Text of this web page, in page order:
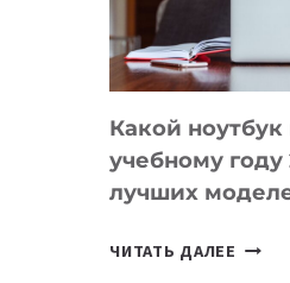
БЕЗ
КОДА
Какой ноутбук
учебному году
лучших
ЧИТАТЬ ДАЛЕЕ КАКОЙ